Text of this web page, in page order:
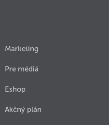
Marketing
Pre médiá
Eshop
Akčný plán